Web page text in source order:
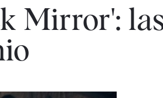
Mirror':